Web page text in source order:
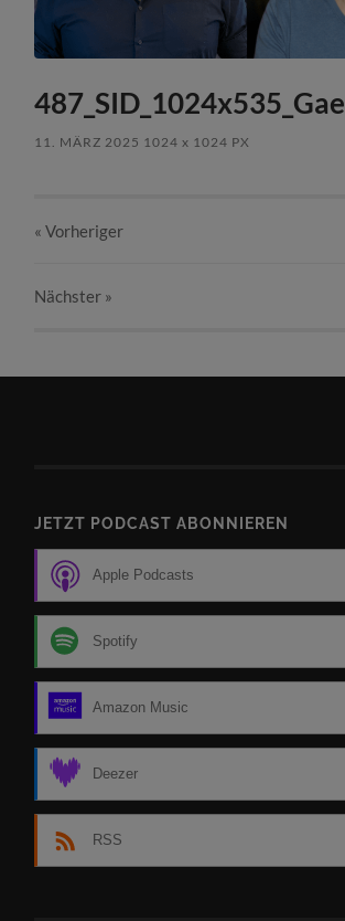
11. MÄRZ 2025 1024x 1024 PX
« Vorheriger
Nächster »
JETZT PODCAST ABONNIEREN
Apple Podcasts
Spotify
Amazon Music
Deezer
RSS